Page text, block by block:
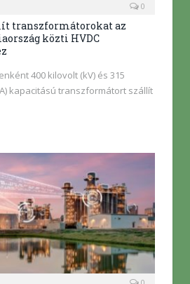
0
transzformátorokat az
közti HVDC
400 kilovolt (kV) és 315
kapacitású transzformátort szállít